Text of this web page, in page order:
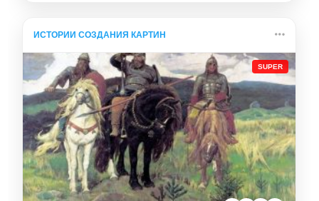
ИСТОРИИ СОЗДАНИЯ КАРТИН
SUPER